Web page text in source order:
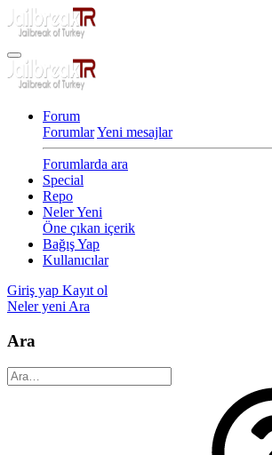
Forum
ForumlarYeni mesajlar
Forumlarda ara
Special
Repo
Neler Yeni
Öne çıkan içerik
Bağış Yap
Kullanıcılar
Giriş yap Kayıt ol
Neler yeni Ara
Ara